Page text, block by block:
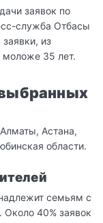
заявок по
служба Отбасы
из
моложе 35 лет.
выбранных
Астана,
области.
семьям с
40% заявок